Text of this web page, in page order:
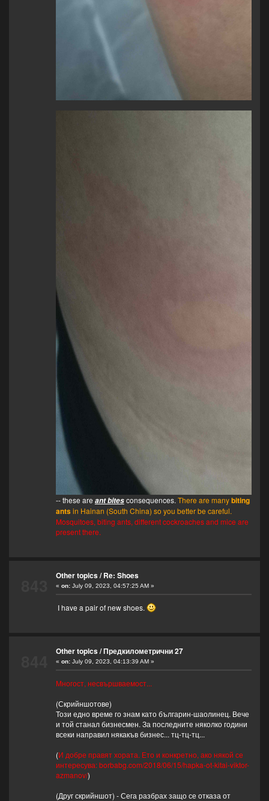
-- these are ant bitesconsequences.There are manybiting
antsin Hainan (South China) so you better be careful.
Mosquitoes, biting ants, different cockroaches and mice are
present there.
Other topics/Re: Shoes
« on:July 09, 2023, 04:57:25 AM »
I have a pair of new shoes.
Other topics/Предкилометрични 27
« on:July 09, 2023, 04:13:39 AM »
Многост, несвършваемост...
(Скрийншотове)
Този едно време го знам като българин-шаолинец. Вече
и той станал бизнесмен. За последните няколко години
всеки направил някакъв бизнес... тц-тц-тц...
(И добре правят хората. Ето и конкретно, ако някой се
интересува: borbabg.com/2018/06/15/hapka-ot-kitai-viktor-
azmanov/)
(Друг скрийншот) - Сега разбрах защо се отказа от